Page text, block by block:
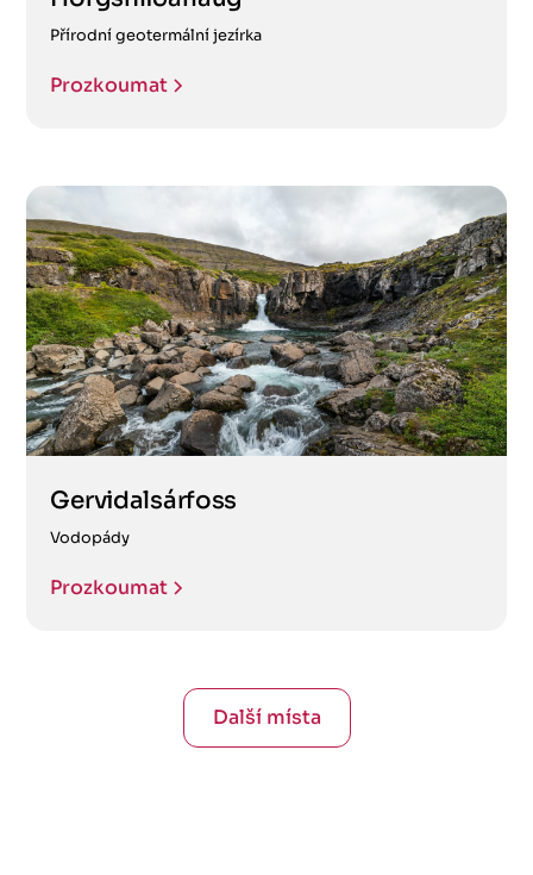
Přírodní geotermální jezírka
Prozkoumat
Gervidalsárfoss
Vodopády
Prozkoumat
Další místa